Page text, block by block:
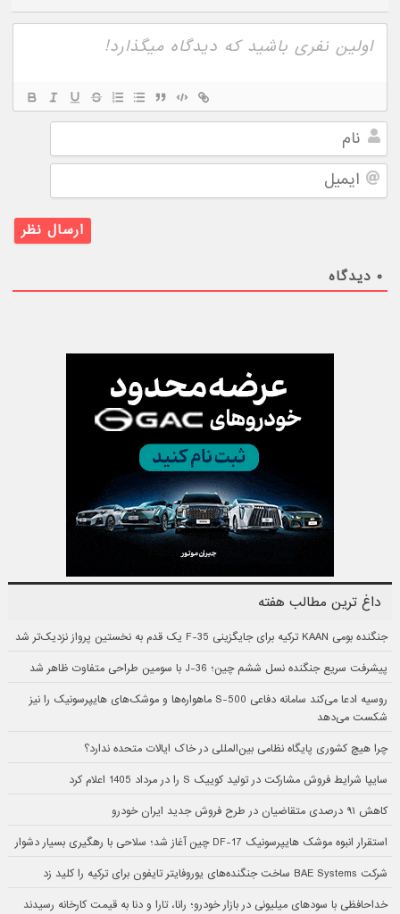
ایمیل
۰ دیدگاه
داغ ترین مطالب هفته
جنگنده بومی KAAN ترکیه برای جایگزینی F-35 یک قدم به نخستین پرواز نزدیک‌تر شد
پیشرفت سریع جنگنده نسل ششم چین؛ J-36 با سومین طراحی متفاوت ظاهر شد
روسیه ادعا می‌کند سامانه دفاعی S-500 ماهواره‌ها و موشک‌های هایپرسونیک را نیز
شکست می‌دهد
چرا هیچ کشوری پایگاه نظامی بین‌المللی در خاک ایالات متحده ندارد؟
سایپا شرایط فروش مشارکت در تولید کوییک S را در مرداد 1405 اعلام کرد
کاهش ۹۱ درصدی متقاضیان در طرح فروش جدید ایران خودرو
استقرار انبوه موشک هایپرسونیک DF-17 چین آغاز شد؛ سلاحی با رهگیری بسیار دشوار
شرکت BAE Systems ساخت جنگنده‌های یوروفایتر تایفون برای ترکیه را کلید زد
خداحافظی با سودهای میلیونی در بازار خودرو؛ رانا، تارا و دنا به قیمت کارخانه رسیدند